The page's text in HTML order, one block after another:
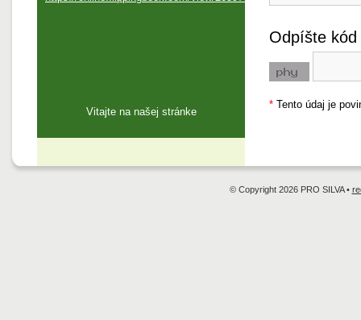
Vitajte na našej stránke
Odpíšte
* Tento údaj je
© Copyright 2026 PRO SILVA •